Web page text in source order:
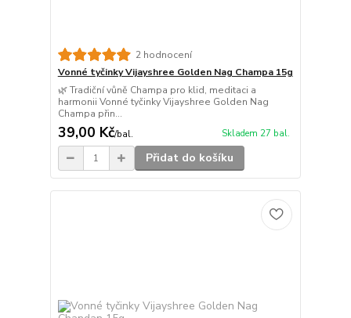
2 hodnocení
Vonné tyčinky Vijayshree Golden Nag Champa 15g
🌿 Tradiční vůně Champa pro klid, meditaci a
harmonii Vonné tyčinky Vijayshree Golden Nag
Champa přin...
39,00 Kč/bal. Skladem 27 bal.
Přidat do košíku